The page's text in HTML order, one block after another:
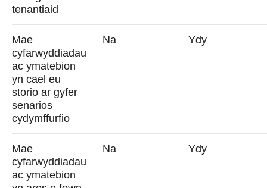
tenantiaid
Mae
cyfarwyddiadau
ac ymatebion
yn cael eu
storio ar gyfer
senarios
cydymffurfio
Na Ydy
Mae
cyfarwyddiadau
ac ymatebion
Na Ydy